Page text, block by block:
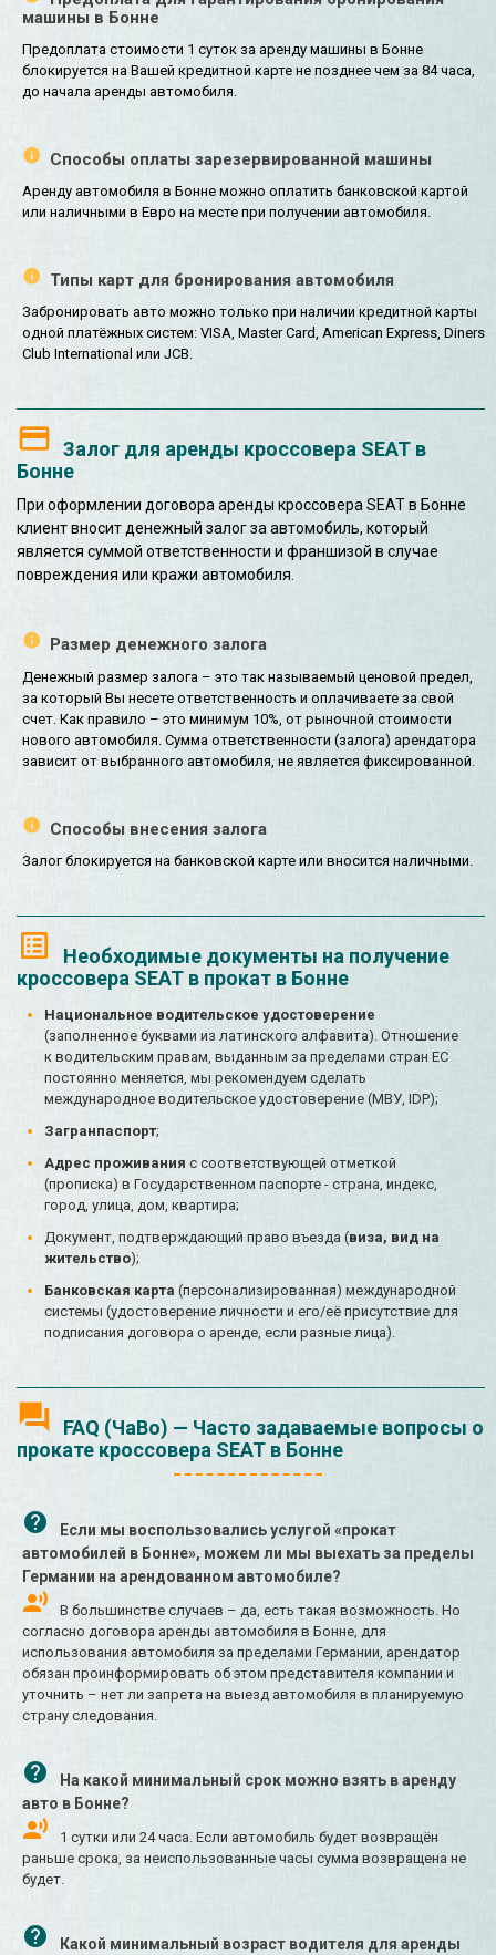
машины в Бонне
Предоплата стоимости 1 суток за аренду машины в Бонне
блокируется на Вашей кредитной карте не позднее чем за 84 часа,
до начала аренды автомобиля.
Способы оплаты зарезервированной машины
Аренду автомобиля в Бонне можно оплатить банковской картой
или наличными в Евро на месте при получении автомобиля.
Типы карт для бронирования автомобиля
Забронировать авто можно только при наличии кредитной карты
одной платёжных систем: VISA, Master Card, American Express, Diners
Club International или JCB.
Залог для аренды кроссовера SEAT в
Бонне
При оформлении договора аренды кроссовера SEAT в Бонне
клиент вносит денежный залог за автомобиль, который
является суммой ответственности и франшизой в случае
повреждения или кражи автомобиля.
Размер денежного залога
Денежный размер залога – это так называемый ценовой предел,
за который Вы несете ответственность и оплачиваете за свой
счет. Как правило – это минимум 10%, от рыночной стоимости
нового автомобиля. Сумма ответственности (залога) арендатора
зависит от выбранного автомобиля, не является фиксированной.
Способы внесения залога
Залог блокируется на банковской карте или вносится наличными.
Необходимые документы на получение
кроссовера SEAT в прокат в Бонне
Национальное водительское удостоверение
(заполненное буквами из латинского алфавита). Отношение
к водительским правам, выданным за пределами стран ЕС
постоянно меняется, мы рекомендуем сделать
международное водительское удостоверение (МВУ, IDP);
Загранпаспорт;
Адрес проживания с соответствующей отметкой
(прописка) в Государственном паспорте - страна, индекс,
город, улица, дом, квартира;
Документ, подтверждающий право въезда (виза, вид на
жительство);
Банковская карта (персонализированная) международной
системы (удостоверение личности и его/её присутствие для
подписания договора о аренде, если разные лица).
FAQ (ЧаВо) — Часто задаваемые вопросы о
прокате кроссовера SEAT в Бонне
Если мы воспользовались услугой «прокат
автомобилей в Бонне», можем ли мы выехать за пределы
Германии на арендованном автомобиле?
В большинстве случаев – да, есть такая возможность. Но
согласно договора аренды автомобиля в Бонне, для
использования автомобиля за пределами Германии, арендатор
обязан проинформировать об этом представителя компании и
уточнить – нет ли запрета на выезд автомобиля в планируемую
страну следования.
На какой минимальный срок можно взять в аренду
авто в Бонне?
1 сутки или 24 часа. Если автомобиль будет возвращён
раньше срока, за неиспользованные часы сумма возвращена не
будет.
Какой минимальный возраст водителя для аренды